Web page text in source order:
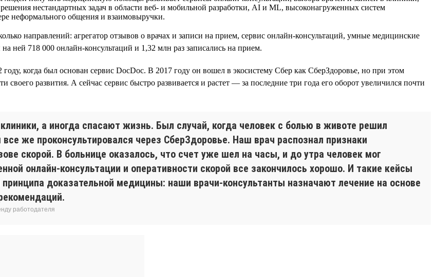
нестандартных задач в области веб- и мобильной разработки, AI и ML, высоконагруженных систем
неформального общения и взаимовыручки.
направлений: агрегатор отзывов о врачах и записи на прием, сервис онлайн-консультаций, умные медицинские
718 000 онлайн-консультаций и 1,32 млн раз записались на прием.
когда был основан сервис DocDoc. В 2017 году он вошел в экосистему Сбер как СберЗдоровье, но при этом
развития. А сейчас сервис быстро развивается и растет — за последние три года его оборот увеличился почти
а иногда спасают жизнь. Был случай, когда человек с болью в животе решил
же проконсультировался через СберЗдоровье. Наш врач распознал признаки
скорой. В больнице оказалось, что счет уже шел на часы, и до утра человек мог
онлайн-консультации и оперативности скорой все закончилось хорошо. И такие кейсы
доказательной медицины: наши врачи-консультанты назначают лечение на основе
работодателя